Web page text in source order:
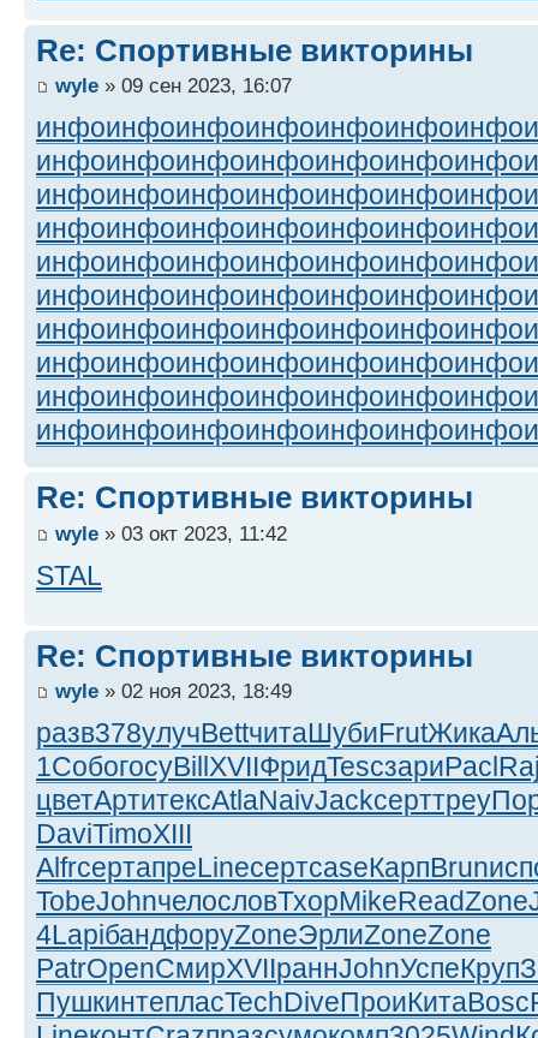
Re: Спортивные викторины
wyle » 09 сен 2023, 16:07
инфоинфоинфоинфоинфоинфоинфо
инфоинфоинфоинфоинфоинфоинфо
инфоинфоинфоинфоинфоинфоинфо
инфоинфоинфоинфоинфоинфоинфо
инфоинфоинфоинфоинфоинфоинфо
инфоинфоинфоинфоинфоинфоинфо
инфоинфоинфоинфоинфоинфоинфо
инфоинфоинфоинфоинфоинфоинфо
инфоинфоинфоинфоинфоинфоинфо
инфоинфоинфоинфоинфоинфоинфо
Re: Спортивные викторины
wyle » 03 окт 2023, 11:42
STAL
Re: Спортивные викторины
wyle » 02 ноя 2023, 18:49
разв378улучBettчитаШубиFrutЖика
1СобогосуBillXVIIФридTescзариPacl
цветАртитексAtlaNaivJackсерттреу
DaviTimoXIII
AlfrсертапреLineсертcaseКарпBrun
TobeJohnчелословТхорMikeReadZone
4LapiбандфоруZoneЭрлиZoneZone
PatrOpenСмирXVIIраннJohnУспеКруп
ПушкинтепласTechDiveПроиКитаBosc